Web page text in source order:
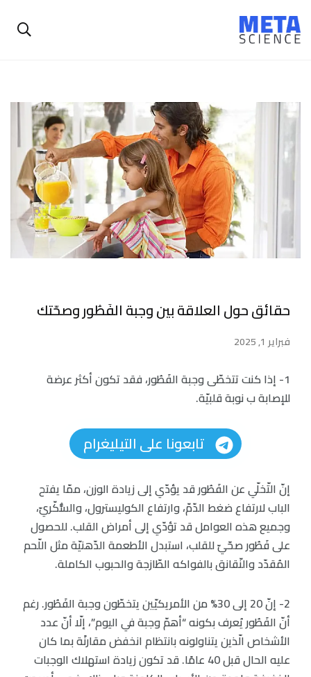
حقائق حول العلاقة بين وجبة الفَطُور وصحّتك
فبراير 1, 2025
1- إذا كنت تتخطّى وجبة الفَطُور، فقد تكون أكثر عرضة
للإصابة ب نوبة قلبيّة.
تابعونا على التيليغرام
إنّ التّخلّي عن الفَطُور قد يؤدّي إلى زيادة الوزن، ممّا يفتح
الباب لارتفاع ضغط الدّمّ، وارتفاع الكوليسترول، والسُّكّريّ،
وجميع هذه العوامل قد تؤدّي إلى أمراض القلب. للحصول
على فَطُور صحّيّ للقلب، استبدل الأطعمة الدّهنيّة مثل اللّحم
المُقدّد والنّقانق بالفواكه الطّازجة والحبوب الكاملة.
2- إنّ 20 إلى 30% من الأمريكيّين يتخطّون وجبة الفَطُور. رغم
أنّ الفَطُور يُعرف بكونه “أهمّ وجبة في اليوم”، إلّا أنّ عدد
الأشخاص الّذين يتناولونه بانتظام انخفض مقارنًة بما كان
عليه الحال قبل 40 عامًا. قد تكون زيادة استهلاك الوجبات